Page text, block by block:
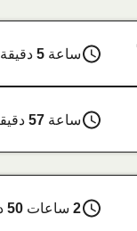
ساعة5 دقيقة
ساعة57
2 ساعات50